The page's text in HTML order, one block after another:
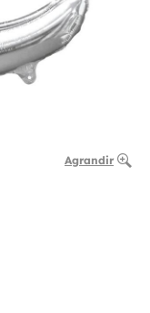
Agrandir